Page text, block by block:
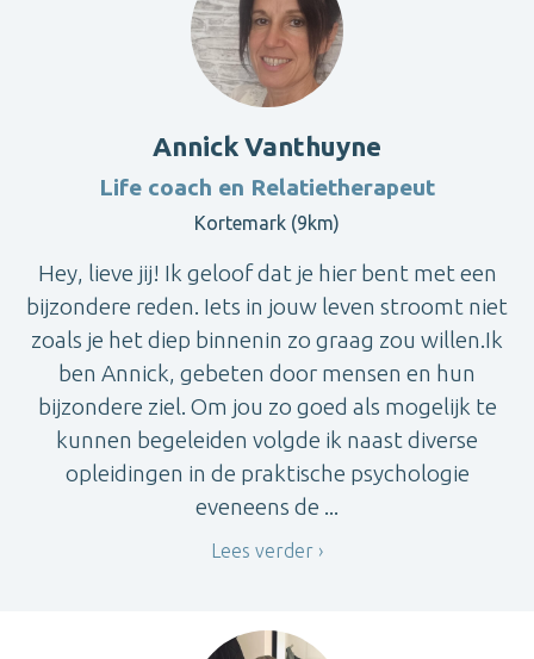
Annick Vanthuyne
Life coach en Relatietherapeut
Kortemark (9km)
Hey, lieve jij! Ik geloof dat je hier bent met een
bijzondere reden. Iets in jouw leven stroomt niet
zoals je het diep binnenin zo graag zou willen.Ik
ben Annick, gebeten door mensen en hun
bijzondere ziel. Om jou zo goed als mogelijk te
kunnen begeleiden volgde ik naast diverse
opleidingen in de praktische psychologie
eveneens de ...
Lees verder